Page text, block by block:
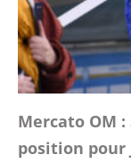
Mercato OM
position pour